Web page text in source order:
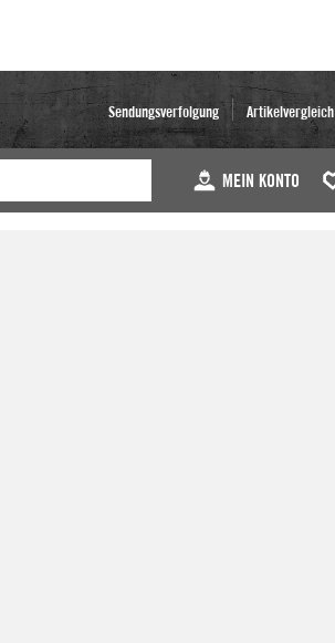
Sendungsverfolgung Artikelvergleich
MEIN KONTO